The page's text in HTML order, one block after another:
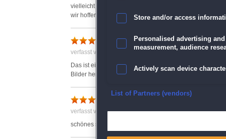
vielleicht auch mal abstrakte Bilder
wir hoffen weiter
Puzzle
verfasst von Anonym am 17.02.2017 um 13:21
Das ist ein wunderbares Spiel mit schönen Motiven
Bilder herzustellen. Danke!
puzzle
verfasst von Anonym am 12.02.2017 um 16:33
schönes spiel
Store and/or access
Personalised advertising
measurement, audience
Actively scan device
Ensure security, prevent
List of Partners (vendors)